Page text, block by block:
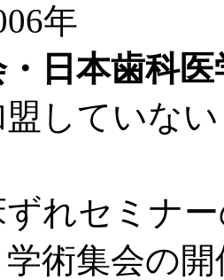
・日本歯科
いない
ミナーの
術集会の開